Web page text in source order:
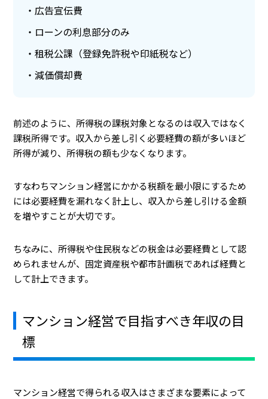
広告宣伝費
ローンの利息部分のみ
租税公課（登録免許税や印紙税など）
減価償却費
前述のように、所得税の課税対象となるのは収入ではなく
課税所得です。収入から差し引く必要経費の額が多いほど
所得が減り、所得税の額も少なくなります。
すなわちマンション経営にかかる税額を最小限にするため
には必要経費を漏れなく計上し、収入から差し引ける金額
を増やすことが大切です。
ちなみに、所得税や住民税などの税金は必要経費として認
められませんが、固定資産税や都市計画税であれば経費と
して計上できます。
マンション経営で目指すべき年収の目
標
マンション経営で得られる収入はさまざまな要素によって